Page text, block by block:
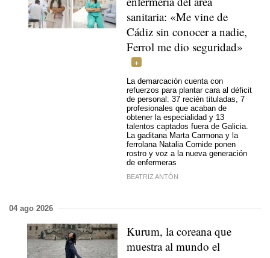
sanitaria: «Me vine de
Cádiz sin conocer a nadie,
Ferrol me dio seguridad»
La demarcación cuenta con
refuerzos para plantar cara al déficit
de personal: 37 recién tituladas, 7
profesionales que acaban de
obtener la especialidad y 13
talentos captados fuera de Galicia.
La gaditana Marta Carmona y la
ferrolana Natalia Cornide ponen
rostro y voz a la nueva generación
de enfermeras
BEATRIZ ANTÓN
04 ago 2026
Kurum, la coreana que
muestra al mundo el